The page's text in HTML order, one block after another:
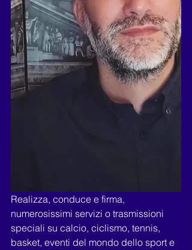
Realizza, conduce e firma,
numerosissimi servizi o trasmissioni
speciali su calcio, ciclismo, tennis,
basket, eventi del mondo dello sport e